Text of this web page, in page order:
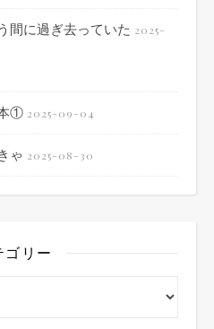
間に過ぎ去っていた 2025-
① 2025-09-04
ゃ 2025-08-30
ゴリー